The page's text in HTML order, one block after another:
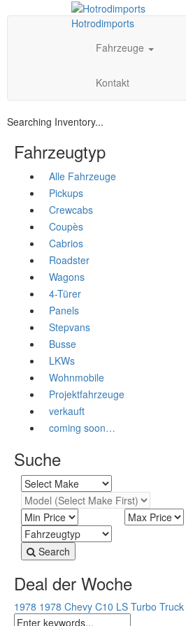
Hotrodimports
Fahrzeuge
Kontakt
Searching Inventory...
Fahrzeugtyp
Alle Fahrzeuge
Pickups
Crewcabs
Coupès
Cabrios
Roadster
Wagons
4-Türer
Panels
Stepvans
Busse
LKWs
Wohnmobile
Projektfahrzeuge
verkauft
coming soon…
Suche
Search
Deal der Woche
1978 1978 Chevy C10 LS Turbo Truck